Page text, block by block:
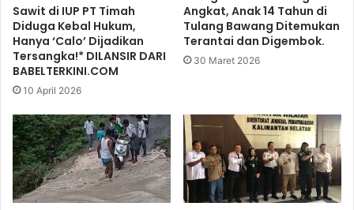
Sawit di IUP PT Timah
Diduga Kebal Hukum,
Hanya ‘Calo’ Dijadikan
Tersangka!* DILANSIR DARI
BABELTERKINI.COM
10 April 2026
Angkat, Anak 14 Tahun di
Tulang Bawang Ditemukan
Terantai dan Digembok.
30 Maret 2026